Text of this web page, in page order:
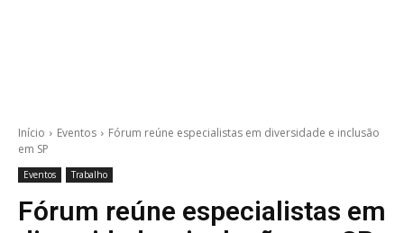
Início Eventos
Fórum reúne especialistas em diversidade e inclusão
em SP
Eventos Trabalho
Fórum reúne especialistas em